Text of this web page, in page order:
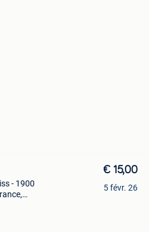
- 1900
€ 15,00
5 févr. 26